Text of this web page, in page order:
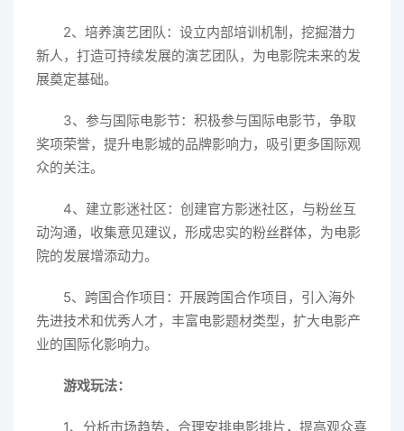
2、培养演艺团队：设立内部培训机制，挖掘潜力
新人，打造可持续发展的演艺团队，为电影院未来的发
展奠定基础。
3、参与国际电影节：积极参与国际电影节，争取
奖项荣誉，提升电影城的品牌影响力，吸引更多国际观
众的关注。
4、建立影迷社区：创建官方影迷社区，与粉丝互
动沟通，收集意见建议，形成忠实的粉丝群体，为电影
院的发展增添动力。
5、跨国合作项目：开展跨国合作项目，引入海外
先进技术和优秀人才，丰富电影题材类型，扩大电影产
业的国际化影响力。
游戏玩法：
1、分析市场趋势，合理安排电影排片，提高观众喜